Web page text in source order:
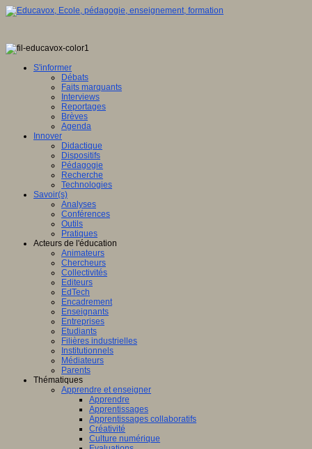
S'informer
Débats
Faits marquants
Interviews
Reportages
Brèves
Agenda
Innover
Didactique
Dispositifs
Pédagogie
Recherche
Technologies
Savoir(s)
Analyses
Conférences
Outils
Pratiques
Acteurs de l'éducation
Animateurs
Chercheurs
Collectivités
Editeurs
EdTech
Encadrement
Enseignants
Entreprises
Etudiants
Filières industrielles
Institutionnels
Médiateurs
Parents
Thématiques
Apprendre et enseigner
Apprendre
Apprentissages
Apprentissages collaboratifs
Créativité
Culture numérique